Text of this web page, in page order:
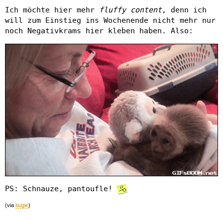
Ich möchte hier mehr fluffy content, denn ich
will zum Einstieg ins Wochenende nicht mehr nur
noch Negativkrams hier kleben haben. Also:
PS: Schnauze, pantoufle!
(via bugie)